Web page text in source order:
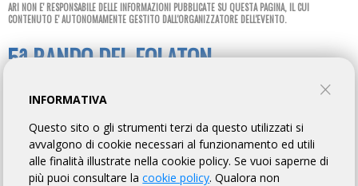
ARI NON E' RESPONSABILE DELLE INFORMAZIONI PUBBLICATE SU QUESTA PAGINA, IL CUI
CONTENUTO E' AUTONOMAMENTE GESTITO DALL'ORGANIZZATORE DELL'EVENTO.
5ª RANDO DEL FOLATON
L'ALTRA CICLISTICA
INFORMATIVA
Questo sito o gli strumenti terzi da questo utilizzati si
avvalgono di cookie necessari al funzionamento ed utili
alle finalità illustrate nella cookie policy. Se vuoi saperne di
più puoi consultare lacookie policy. Qualora non